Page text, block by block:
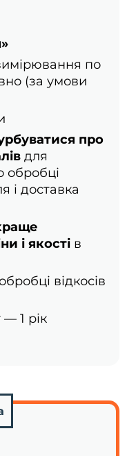
по
(за умови
про
для
обробці
і доставка
і якості в
відкосів
— 1 рік